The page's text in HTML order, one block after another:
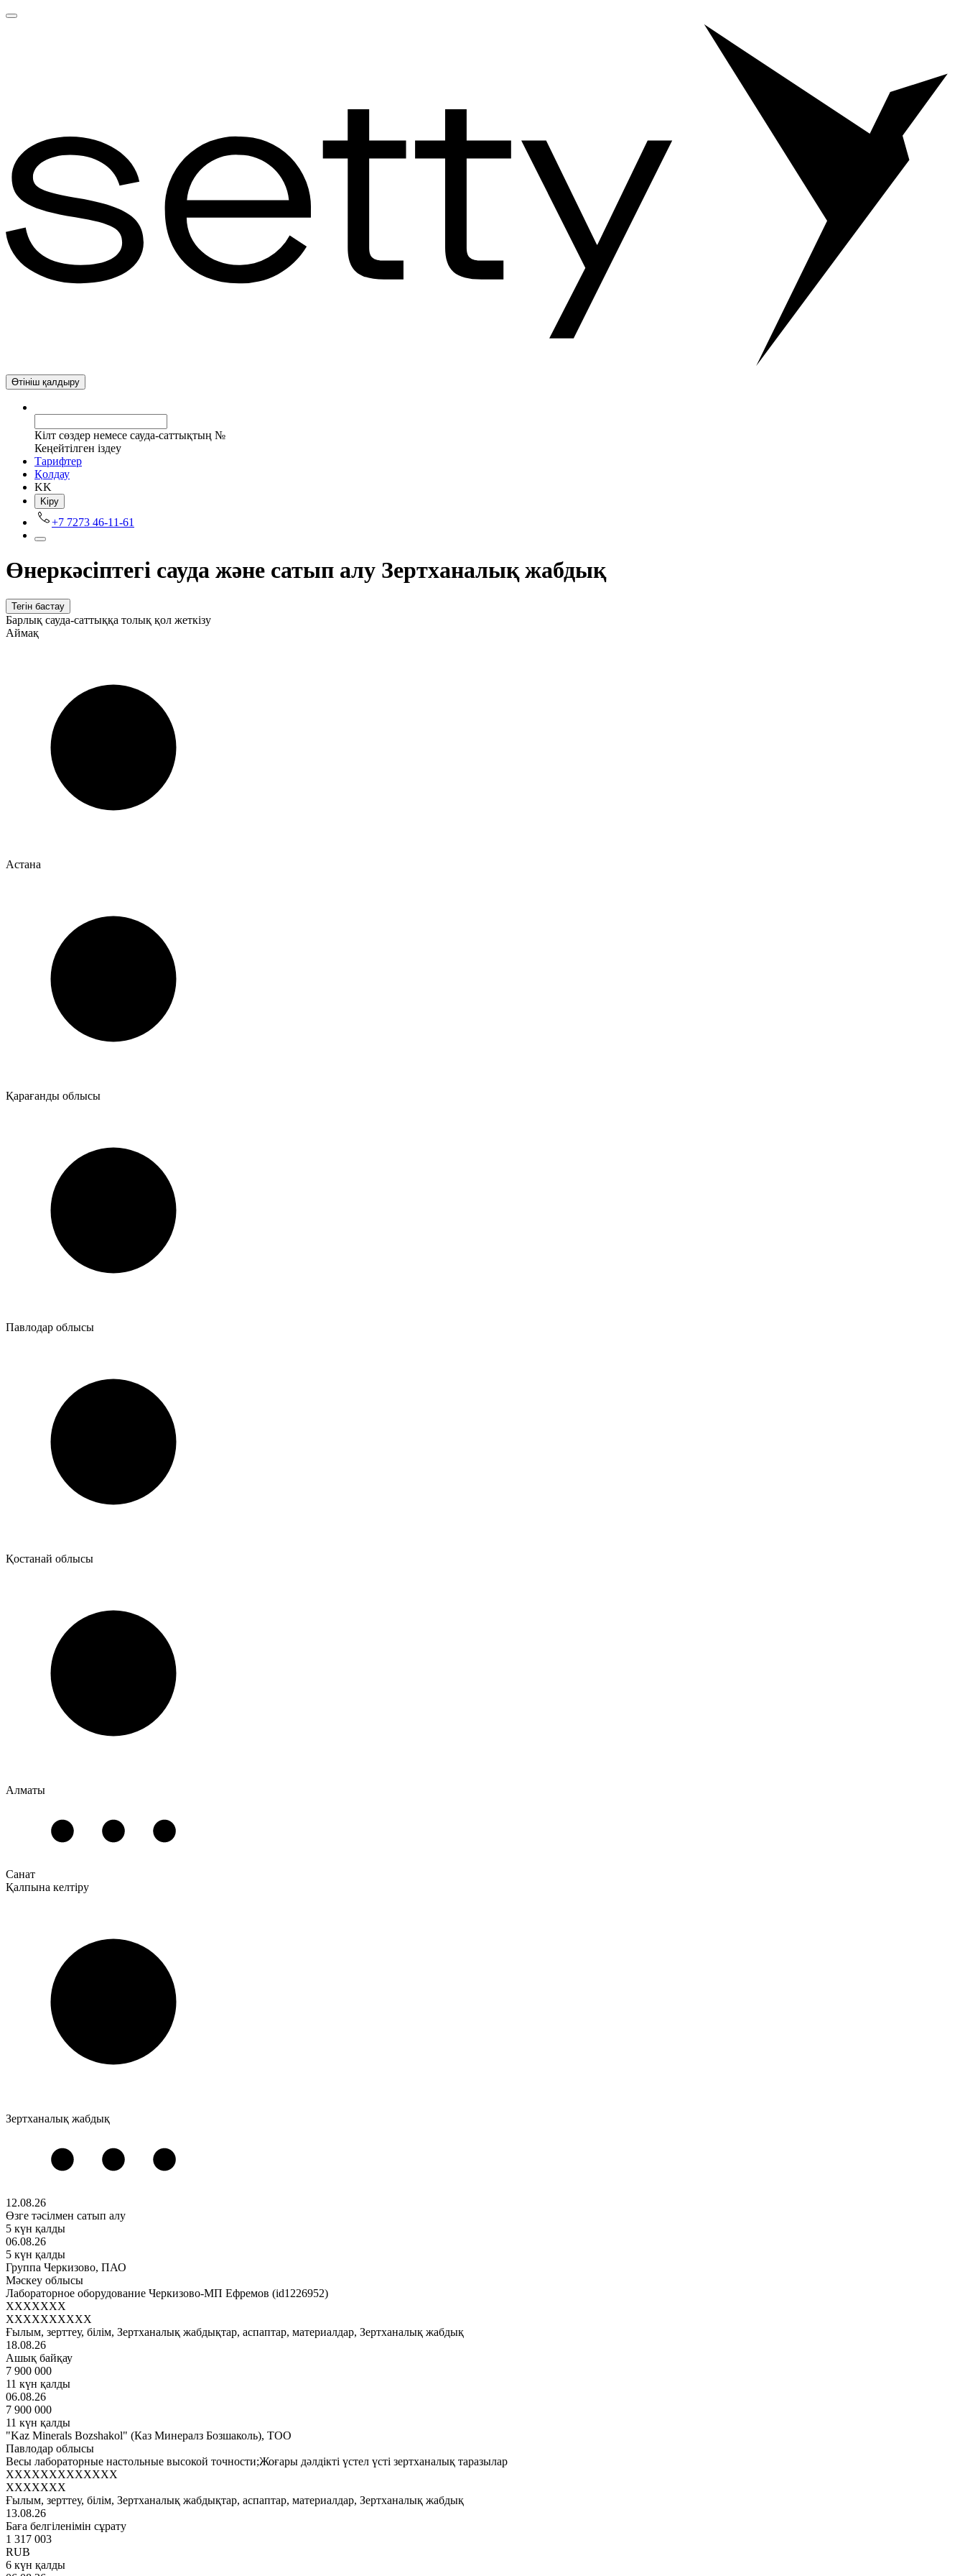
Өтініш қалдыру
Кілт сөздер немесе сауда-саттықтың №
Кеңейтілген іздеу
Tарифтер
Қолдау
KK
Kіру
+7 7273 46-11-61
Өнеркәсіптегі сауда және сатып алу Зертханалық жабдық
Тегін бастау
Барлық сауда-саттыққа толық қол жеткізу
Аймақ
Астана
Қарағанды облысы
Павлодар облысы
Қостанай облысы
Алматы
Санат
Қалпына келтіру
Зертханалық жабдық
12.08.26
Өзге тәсілмен сатып алу
5 күн қалды
06.08.26
5 күн қалды
Группа Черкизово, ПАО
Мәскеу облысы
Лабораторное оборудование Черкизово-МП Ефремов (id1226952)
XXXXXXX
XXXXXXXXXX
Ғылым, зерттеу, білім, Зертханалық жабдықтар, аспаптар, материалдар, Зертханалық жабдық
18.08.26
Ашық байқау
7 900 000
11 күн қалды
06.08.26
7 900 000
11 күн қалды
"Kaz Minerals Bozshakol" (Каз Минералз Бозшаколь), ТОО
Павлодар облысы
Весы лабораторные настольные высокой точности;Жоғары дәлдікті үстел үсті зертханалық таразылар
XXXXXXXXXXXXX
XXXXXXX
Ғылым, зерттеу, білім, Зертханалық жабдықтар, аспаптар, материалдар, Зертханалық жабдық
13.08.26
Баға белгіленімін сұрату
1 317 003
RUB
6 күн қалды